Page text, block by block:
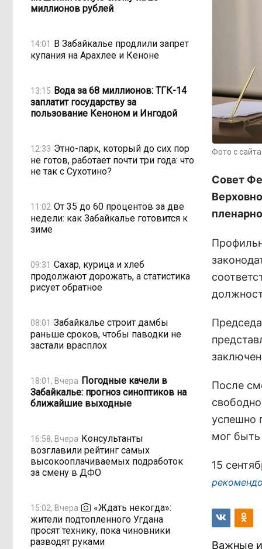
миллионов рублей
14:01 В Забайкалье продлили запрет
купания на Арахлее и Кеноне
13:15 Вода за 68 миллионов: ТГК-14
заплатит государству за
пользование Кеноном и Ингодой
12:33 Этно-парк, который до сих пор
не готов, работает почти три года: что
не так с Сухотино?
11:02 От 35 до 60 процентов за две
недели: как Забайкалье готовится к
зиме
09:31 Сахар, курица и хлеб
продолжают дорожать, а статистика
рисует обратное
08:01 Забайкалье строит дамбы
раньше сроков, чтобы паводки не
застали врасплох
18:01, Вчера Погодные качели в
Забайкалье: прогноз синоптиков на
ближайшие выходные
16:58, Вчера Консультанты
возглавили рейтинг самых
высокооплачиваемых подработок
за смену в ДФО
15:02, Вчера
«Ждать некогда»:
жители подтопленного Угдана
просят технику, пока чиновники
разводят руками
Фото с
Совет
После
успешно
мог быть
15
Важные